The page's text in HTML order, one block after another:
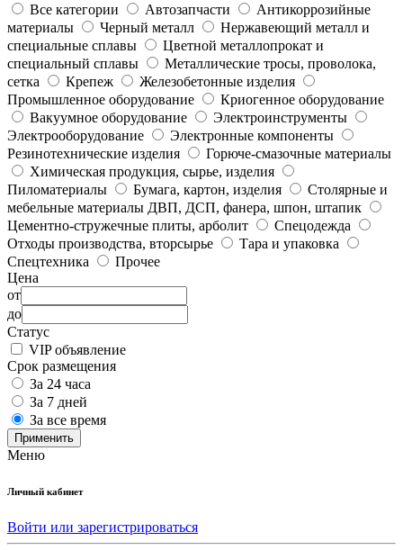
Все категории
Автозапчасти
Антикоррозийные
материалы
Черный металл
Нержавеющий металл и
специальные сплавы
Цветной металлопрокат и
специальный сплавы
Металлические тросы, проволока,
сетка
Крепеж
Железобетонные изделия
Промышленное оборудование
Криогенное оборудование
Вакуумное оборудование
Электроинструменты
Электрооборудование
Электронные компоненты
Резинотехнические изделия
Горюче-смазочные материалы
Химическая продукция, сырье, изделия
Пиломатериалы
Бумага, картон, изделия
Столярные и
мебельные материалы ДВП, ДСП, фанера, шпон, штапик
Цементно-стружечные плиты, арболит
Спецодежда
Отходы производства, вторсырье
Тара и упаковка
Спецтехника
Прочее
Цена
от
до
Статус
VIP объявление
Срок размещения
За 24 часа
За 7 дней
За все время
Применить
Меню
Личный кабинет
Войти или зарегистрироваться